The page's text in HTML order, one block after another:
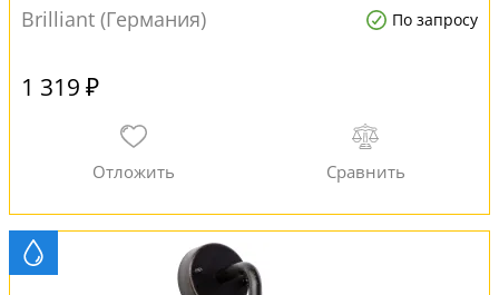
Brilliant (Германия)
По запросу
1 319 ₽